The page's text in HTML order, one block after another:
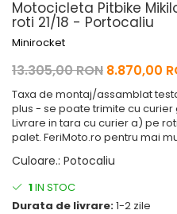
Pelerine de ploaie
Protectii
Tricou / Geci / Termic
Roti/Accesorii
Ambreiaj
Cabluri si Conducte
Uleiuri si Lubrifianti
Filtre
Suspensii
Tuning
Motocicleta Pitbike
roti 21/18 - Portocaliu
Minirocket
13.305,00 RON 8.870,00
Taxa de montaj/assamblat
plus - se poate trimite cu
Livrare in tara cu curier a) pe
palet. FeriMoto.ro pentru mai
Culoare.: Potocaliu
1IN STOC
Durata de livrare:1-2 zile